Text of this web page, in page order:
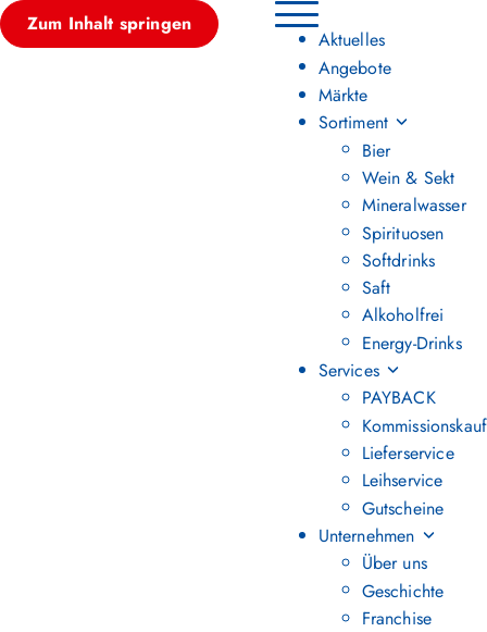
Zum Inhalt springen
Hauptmenü umschalten
Aktuelles
Angebote
Märkte
Sortiment
Bier
Wein & Sekt
Mineralwasser
Spirituosen
Softdrinks
Saft
Alkoholfrei
Energy-Drinks
Services
PAYBACK
Kommissionskauf
Lieferservice
Leihservice
Gutscheine
Unternehmen
Über uns
Geschichte
Franchise